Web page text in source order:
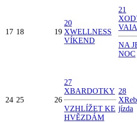
17 18 19
20
XWELLNESS
VÍKEND
21
X
NA
NOC
24 25 26
27
XBARDOTKY
VZHLÍŽET KE
HVĚZDÁM
28
X
jízda